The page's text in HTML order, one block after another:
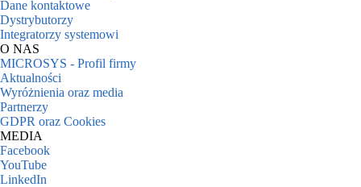
Dane kontaktowe
Dystrybutorzy
Integratorzy systemowi
O NAS
MICROSYS - Profil firmy
Aktualności
Wyróżnienia oraz media
Partnerzy
GDPR oraz Cookies
MEDIA
Facebook
YouTube
LinkedIn